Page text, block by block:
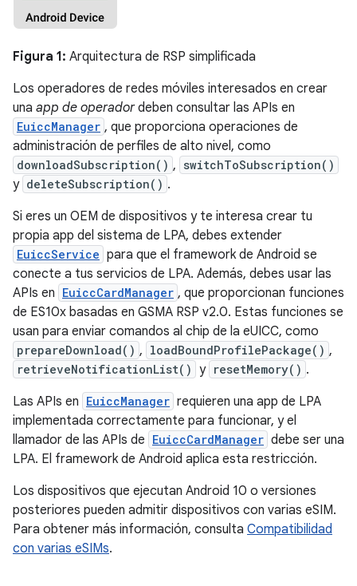
Figura 1: Arquitectura de RSP simplificada
Los operadores de redes móviles interesados en crear
una app de operadordeben consultar las APIs en
EuiccManager , que proporciona operaciones de
administración de perfiles de alto nivel, como
downloadSubscription() , switchToSubscription()
y deleteSubscription() .
Si eres un OEM de dispositivos y te interesa crear tu
propia app del sistema de LPA, debes extender
EuiccService para que el framework de Android se
conecte a tus servicios de LPA. Además, debes usar las
APIs en EuiccCardManager , que proporcionan funciones
de ES10x basadas en GSMA RSP v2.0. Estas funciones se
usan para enviar comandos al chip de la eUICC, como
prepareDownload() , loadBoundProfilePackage() ,
retrieveNotificationList() y resetMemory() .
Las APIs en EuiccManager requieren una app de LPA
implementada correctamente para funcionar, y el
llamador de las APIs de EuiccCardManager debe ser una
LPA. El framework de Android aplica esta restricción.
Los dispositivos que ejecutan Android 10 o versiones
posteriores pueden admitir dispositivos con varias eSIM.
Para obtener más información, consulta Compatibilidad
con varias eSIMs.